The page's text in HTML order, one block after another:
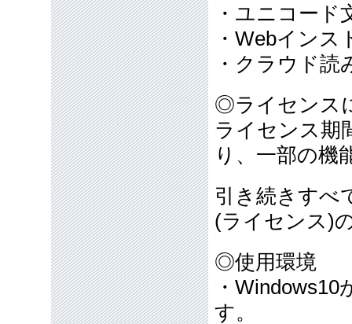
・ユニコード
・Webイン
・クラウド読
◎ライセンス
ライセンス期
り、一部の機
引き続きすべ
(ライセンス)
◎使用環境
・
す。